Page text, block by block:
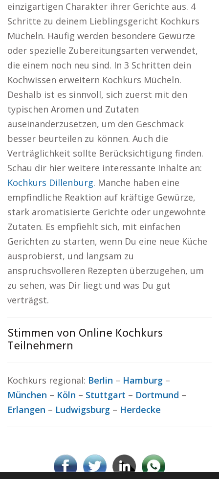
einzigartigen Charakter ihrer Gerichte aus. 4
Schritte zu deinem Lieblingsgericht Kochkurs
Mücheln. Häufig werden besondere Gewürze
oder spezielle Zubereitungsarten verwendet,
die einem noch neu sind. In 3 Schritten dein
Kochwissen erweitern Kochkurs Mücheln.
Deshalb ist es sinnvoll, sich zuerst mit den
typischen Aromen und Zutaten
auseinanderzusetzen, um den Geschmack
besser beurteilen zu können. Auch die
Verträglichkeit sollte Berücksichtigung finden.
Schau dir hier weitere interessante Inhalte an:
Kochkurs Dillenburg. Manche haben eine
empfindliche Reaktion auf kräftige Gewürze,
stark aromatisierte Gerichte oder ungewohnte
Zutaten. Es empfiehlt sich, mit einfachen
Gerichten zu starten, wenn Du eine neue Küche
ausprobierst, und langsam zu
anspruchsvolleren Rezepten überzugehen, um
zu sehen, was Dir liegt und was Du gut
verträgst.
Stimmen von Online Kochkurs
Teilnehmern
Kochkurs regional: Berlin – Hamburg –
München – Köln – Stuttgart – Dortmund –
Erlangen – Ludwigsburg – Herdecke